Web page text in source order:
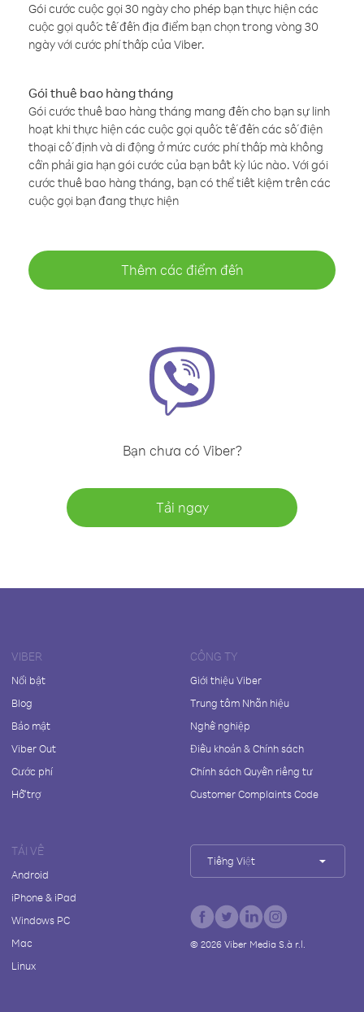
Gói cước cuộc gọi 30 ngày cho phép bạn thực hiện các
cuộc gọi quốc tế đến địa điểm bạn chọn trong vòng 30
ngày với cước phí thấp của Viber.
Gói thuê bao hàng tháng
Gói cước thuê bao hàng tháng mang đến cho bạn sự linh
hoạt khi thực hiện các cuộc gọi quốc tế đến các số điện
thoại cố định và di động ở mức cước phí thấp mà không
cần phải gia hạn gói cước của bạn bất kỳ lúc nào. Với gói
cước thuê bao hàng tháng, bạn có thể tiết kiệm trên các
cuộc gọi bạn đang thực hiện
Thêm các điểm đến
Bạn chưa có Viber?
Tải ngay
VIBER
Nổi bật
Blog
Bảo mật
Viber Out
Cước phí
Hỗ trợ
CÔNG TY
Giới thiệu Viber
Trung tâm Nhãn hiệu
Nghề nghiệp
Điều khoản & Chính sách
Chính sách Quyền riêng tư
Customer Complaints Code
TẢI VỀ
Android
iPhone & iPad
Windows PC
Mac
Linux
Tiếng Việt
© 2026Viber Media S.à r.l.